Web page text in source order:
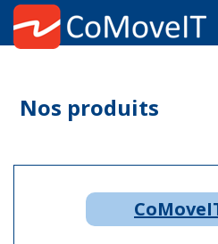
Nos produits